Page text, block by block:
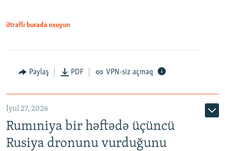
Ətraflı burada oxuyun
Paylaş PDF VPN-siz açmaq
İyul 27, 2026
Rumıniya bir həftədə üçüncü
Rusiya dronunu vurduğunu